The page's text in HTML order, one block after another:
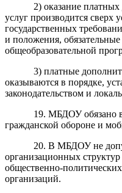
2) оказание
услуг производится сверх
государственных
и положения,
общеобразовательной
3) платные
оказываются в порядке,
законодательством и
19. МБДОУ обязано
гражданской обороне и
20. В МБДОУ не
организационных
общественно-
организаций.